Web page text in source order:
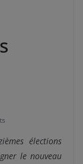
élections
le nouveau